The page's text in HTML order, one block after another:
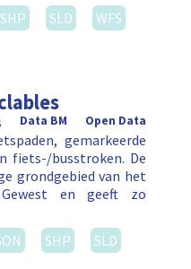
SHP SLD
WFS
Open Data
Data BM
gemarkeerde
fiets-/busstroken. De
grondgebied van het
Gewest en geeft zo
SHP
SLD